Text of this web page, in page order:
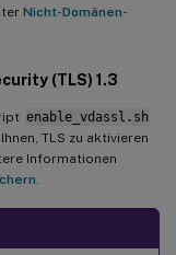
Nicht-Domänen-
(TLS) 1.3
enable_vdassl.sh
TLS zu aktivieren
Informationen